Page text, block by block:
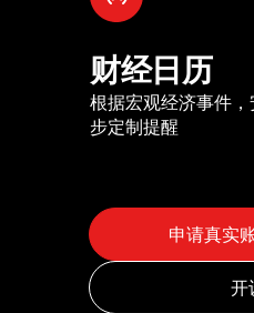
财经日历
根据宏观经济事件
步定制提醒